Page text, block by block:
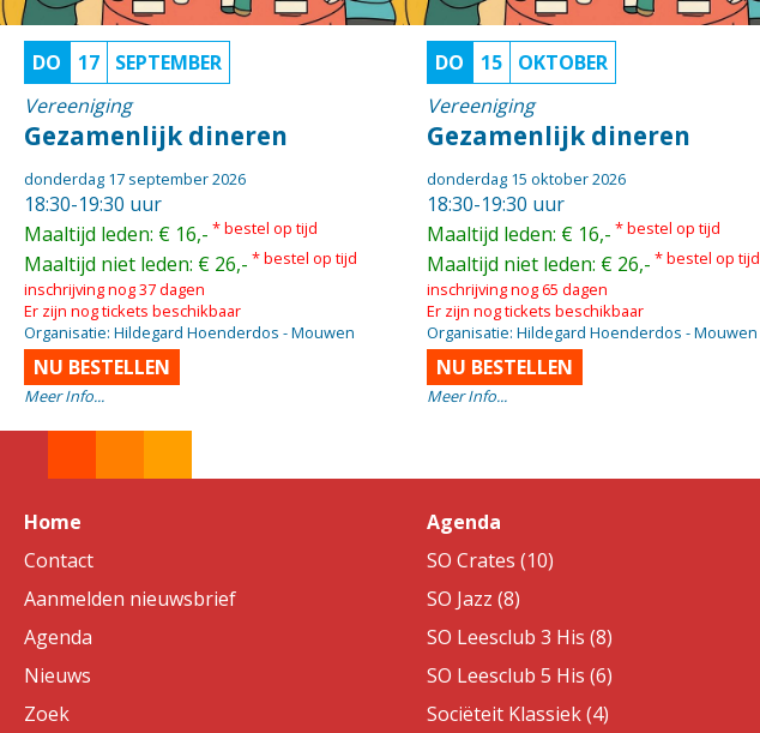
DO 17
SEPTEMBER
Vereeniging
Gezamenlijk dineren
donderdag 17 september 2026
18:30-19:30 uur
Maaltijd leden: € 16,- * bestel op tijd
Maaltijd niet leden: € 26,- * bestel op tijd
inschrijving nog 37 dagen
Er zijn nog tickets beschikbaar
Organisatie: Hildegard Hoenderdos - Mouwen
NU BESTELLEN
Meer Info...
DO 15
OKTOBER
Vereeniging
Gezamenlijk dineren
donderdag 15 oktober 2026
18:30-19:30 uur
Maaltijd leden: € 16,- * bestel op tijd
Maaltijd niet leden: € 26,- * bestel op tijd
inschrijving nog 65 dagen
Er zijn nog tickets beschikbaar
Organisatie: Hildegard Hoenderdos - Mouwen
NU BESTELLEN
Meer Info...
Home
Contact
Aanmelden nieuwsbrief
Agenda
Nieuws
Zoek
Agenda
SO Crates (10)
SO Jazz (8)
SO Leesclub 3 His (8)
SO Leesclub 5 His (6)
Sociëteit Klassiek (4)